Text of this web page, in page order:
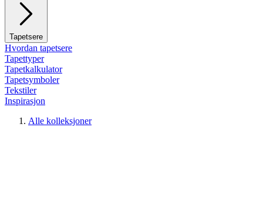
Tapetsere
Hvordan tapetsere
Tapettyper
Tapetkalkulator
Tapetsymboler
Tekstiler
Inspirasjon
Alle kolleksjoner